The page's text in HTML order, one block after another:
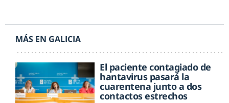
MÁS EN GALICIA
El paciente contagiado de
hantavirus pasará la
cuarentena junto a dos
contactos estrechos